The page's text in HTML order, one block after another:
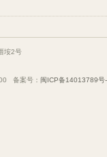
垵2号
备案号： 闽ICP备14013789号